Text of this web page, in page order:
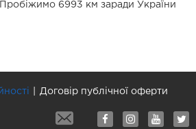
6993 км заради України
Договір публічної оферти